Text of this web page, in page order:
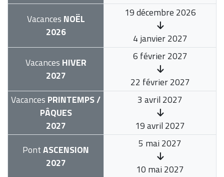
Vacances NOËL
2026
19 décembre 2026
4 janvier 2027
Vacances HIVER
2027
6 février 2027
22 février 2027
Vacances PRINTEMPS /
PÂQUES
2027
3 avril 2027
19 avril 2027
PontASCENSION
2027
5 mai 2027
10 mai 2027